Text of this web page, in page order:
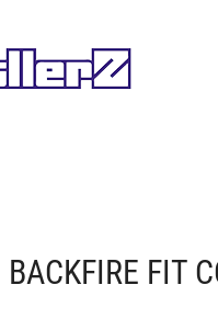
BACKFIRE FIT